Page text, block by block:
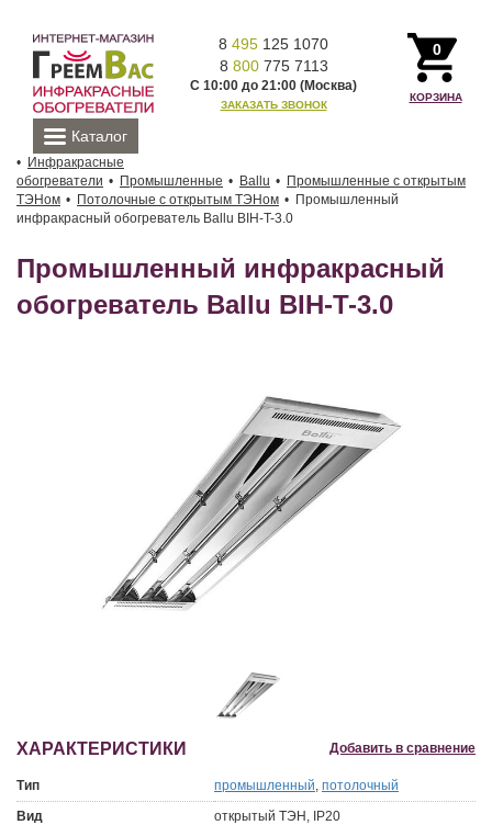
Каталог
8 495 125 1070
8 800775 7113
С 10:00 до 21:00 (Москва)
ЗАКАЗАТЬ ЗВОНОК
0
КОРЗИНА
Инфракрасные
обогреватели
Промышленные Ballu
Промышленные с открытым
ТЭНом
Потолочные с открытым ТЭНом
Промышленный
инфракрасный обогреватель Ballu BIH-T-3.0
Промышленный инфракрасный
обогреватель Ballu BIH-T-3.0
ХАРАКТЕРИСТИКИ Добавить в сравнение
Тип промышленный, потолочный
Вид
открытый ТЭН, IP20